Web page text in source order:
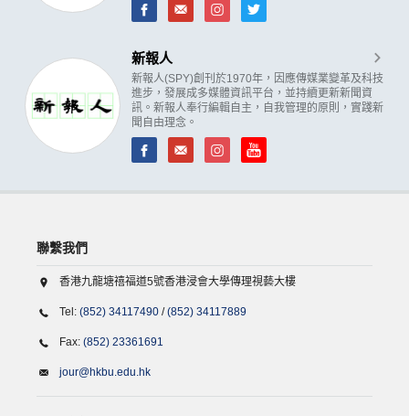
新報人
新報人(SPY)創刊於1970年，因應傳媒業變革及科技
進步，發展成多媒體資訊平台，並持續更新新聞資
訊。新報人奉行編輯自主，自我管理的原則，實踐新
聞自由理念。
聯繫我們
香港九龍塘禧福道5號香港浸會大學傳理視藝大樓
Tel: (852) 34117490 /(852) 34117889
Fax: (852) 23361691
jour@hkbu.edu.hk